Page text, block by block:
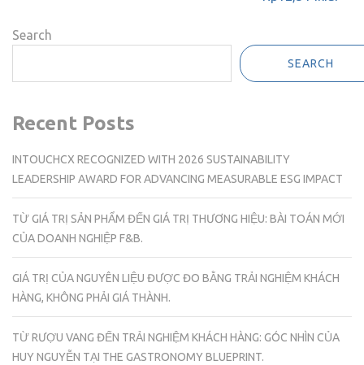
Search
SEARCH
Recent Posts
INTOUCHCX RECOGNIZED WITH 2026 SUSTAINABILITY
LEADERSHIP AWARD FOR ADVANCING MEASURABLE ESG IMPACT
TỪ GIÁ TRỊ SẢN PHẨM ĐẾN GIÁ TRỊ THƯƠNG HIỆU: BÀI TOÁN MỚI
CỦA DOANH NGHIỆP F&B.
GIÁ TRỊ CỦA NGUYÊN LIỆU ĐƯỢC ĐO BẰNG TRẢI NGHIỆM KHÁCH
HÀNG, KHÔNG PHẢI GIÁ THÀNH.
TỪ RƯỢU VANG ĐẾN TRẢI NGHIỆM KHÁCH HÀNG: GÓC NHÌN CỦA
HUY NGUYỄN TẠI THE GASTRONOMY BLUEPRINT.